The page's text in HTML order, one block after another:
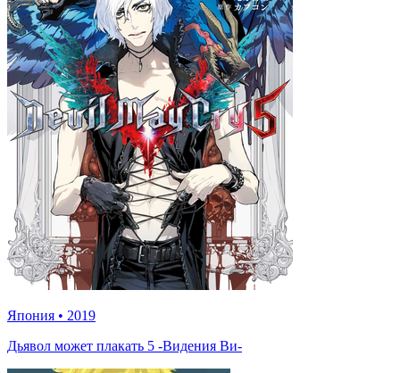
Япония • 2019
Дьявол может плакать 5 -Видения Ви-